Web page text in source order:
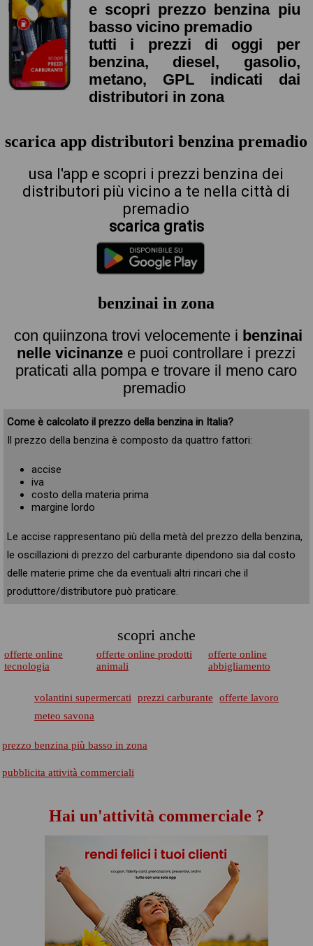
e scopri prezzo benzina piu
basso vicino premadio
tutti i prezzi di oggi per
benzina, diesel, gasolio,
metano, GPL indicati dai
distributori in zona
scarica app distributori benzina premadio
usa l'app e scopri i prezzi benzina dei
distributori più vicino a te nella città di
premadio
scarica gratis
benzinai in zona
con quiinzona trovi velocemente i benzinai
nelle vicinanze e puoi controllare i prezzi
praticati alla pompa e trovare il meno caro
premadio
Come è calcolato il prezzo della benzina in Italia?
Il prezzo della benzina è composto da quattro fattori:
accise
iva
costo della materia prima
margine lordo
Le accise rappresentano più della metà del prezzo della benzina,
le oscillazioni di prezzo del carburante dipendono sia dal costo
delle materie prime che da eventuali altri rincari che il
produttore/distributore può praticare.
scopri anche
offerte online
tecnologia
offerte online prodotti
animali
offerte online
abbigliamento
volantini supermercati prezzi carburante
offerte lavoro
meteo savona
prezzo benzina più basso in zona
pubblicita attività commerciali
Hai un'attività commerciale ?